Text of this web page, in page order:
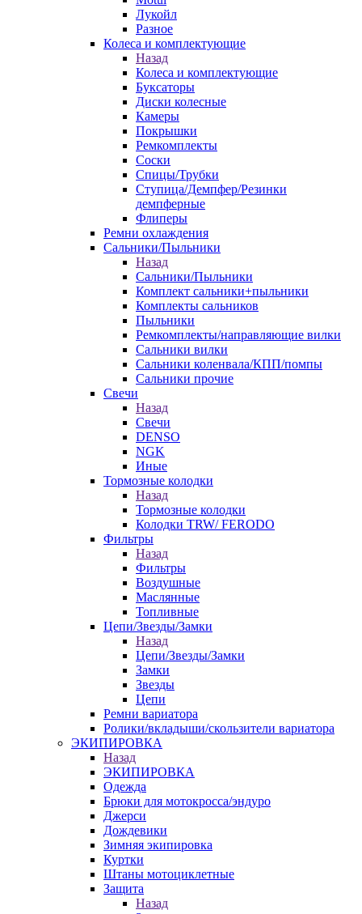
Лукойл
Разное
Колеса и комплектующие
Назад
Колеса и комплектующие
Буксаторы
Диски колесные
Камеры
Покрышки
Ремкомплекты
Соски
Спицы/Трубки
Ступица/Демпфер/Резинки
демпферные
Флиперы
Ремни охлаждения
Сальники/Пыльники
Назад
Сальники/Пыльники
Комплект сальники+пыльники
Комплекты сальников
Пыльники
Ремкомплекты/направляющие вилки
Сальники вилки
Сальники коленвала/КПП/помпы
Сальники прочие
Свечи
Назад
Свечи
DENSO
NGK
Иные
Тормозные колодки
Назад
Тормозные колодки
Колодки TRW/ FERODO
Фильтры
Назад
Фильтры
Воздушные
Маслянные
Топливные
Цепи/Звезды/Замки
Назад
Цепи/Звезды/Замки
Замки
Звезды
Цепи
Ремни вариатора
Ролики/вкладыши/скользители вариатора
ЭКИПИРОВКА
Назад
ЭКИПИРОВКА
Одежда
Брюки для мотокросса/эндуро
Джерси
Дождевики
Зимняя экипировка
Куртки
Штаны мотоциклетные
Защита
Назад